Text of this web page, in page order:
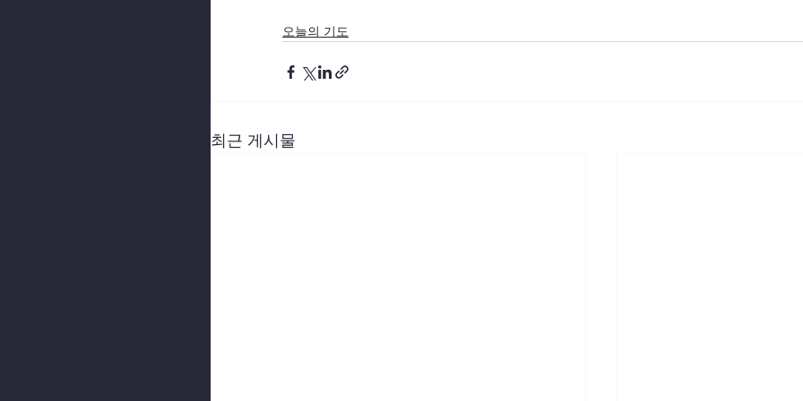
오늘의 기도
최근 게시물